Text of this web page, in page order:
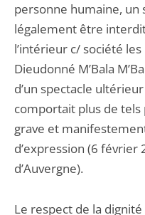
personne humaine, un
légalement être
l’intérieur c/ société
Dieudonné M’Bala
d’un spectacle
comportait plus de
grave et
d’expression (6
d’Auvergne).
Le respect de la